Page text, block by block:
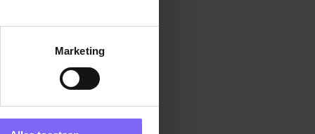
Marketing